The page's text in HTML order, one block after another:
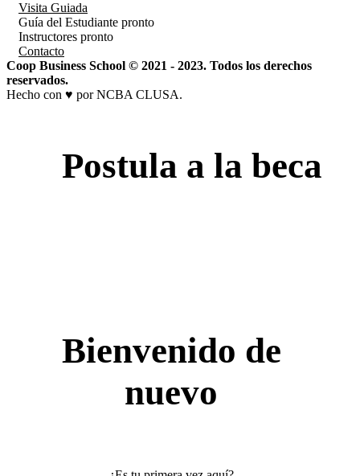
Visita Guiada
Guía del Estudiante pronto
Instructores pronto
Contacto
Coop Business School © 2021 - 2023. Todos los derechos
reservados.
Hecho con ♥ por NCBA CLUSA.
Postula a la beca
Bienvenido de
nuevo